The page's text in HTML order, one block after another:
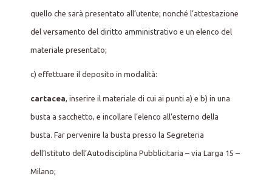
quello che sarà presentato all’utente; nonché l’attestazione
del versamento del diritto amministrativo e un elenco del
materiale presentato;
c) effettuare il deposito in modalità:
cartacea, inserire il materiale di cui ai punti a) e b) in una
busta a sacchetto, e incollare l’elenco all’esterno della
busta. Far pervenire la busta presso la Segreteria
dell’Istituto dell’Autodisciplina Pubblicitaria – via Larga 15 –
Milano;